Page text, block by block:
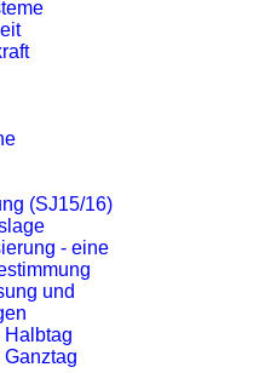
(SJ15/16)
- eine
und
Halbtag
Ganztag